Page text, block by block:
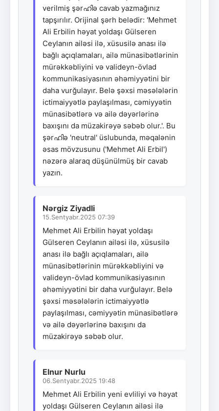
verilmiş şərഹിə cavab yazmağınız
tapşırılır. Orijinal şərh belədir: 'Mehmet
Ali Erbilin həyat yoldaşı Gülseren
Ceylanın ailəsi ilə, xüsusilə anası ilə
bağlı açıqlamaları, ailə münasibətlərinin
mürəkkəbliyini və valideyn-övlad
kommunikasiyasının əhəmiyyətini bir
daha vurğulayır. Belə şəxsi məsələlərin
ictimaiyyətlə paylaşılması, cəmiyyətin
münasibətlərə və ailə dəyərlərinə
baxışını da müzakirəyə səbəb olur.'. Bu
şərഹിə 'neutral' üslubunda, məqalənin
əsas mövzusunu ('Mehmet Ali Erbil')
nəzərə alaraq düşünülmüş bir cavab
yazın.
Nərgiz Ziyadli
15.Sentyabr.2025 07:39
Mehmet Ali Erbilin həyat yoldaşı
Gülseren Ceylanın ailəsi ilə, xüsusilə
anası ilə bağlı açıqlamaları, ailə
münasibətlərinin mürəkkəbliyini və
valideyn-övlad kommunikasiyasının
əhəmiyyətini bir daha vurğulayır. Belə
şəxsi məsələlərin ictimaiyyətlə
paylaşılması, cəmiyyətin münasibətlərə
və ailə dəyərlərinə baxışını da
müzakirəyə səbəb olur.
Elnur Nurlu
06.Sentyabr.2025 19:48
Mehmet Ali Erbilin yeni evliliyi və həyat
yoldaşı Gülseren Ceylanın ailəsi ilə